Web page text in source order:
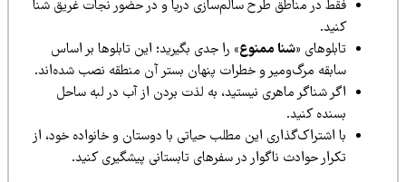
فقط در مناطق طرح سالم‌سازی دریا و در حضور نجات غریق شنا
تابلوهای«شنا ممنوع»را جدی بگیرید؛ این تابلوها بر اساس
سابقه مرگ‌ومیر و خطرات پنهان بستر آن منطقه نصب شده‌اند.
اگر شناگر ماهری نیستید، به لذت بردن از آب در لبه ساحل
بسنده کنید.
با اشتراک‌گذاری این مطلب حیاتی با دوستان و خانواده خود، از
تکرار حوادث ناگوار در سفرهای تابستانی پیشگیری کنید.